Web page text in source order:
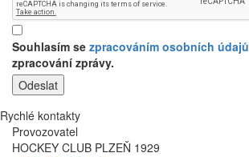
Souhlasím se zpracováním osobních údajů
zpracování zprávy.
Rychlé kontakty
Provozovatel
HOCKEY CLUB PLZEŇ 1929